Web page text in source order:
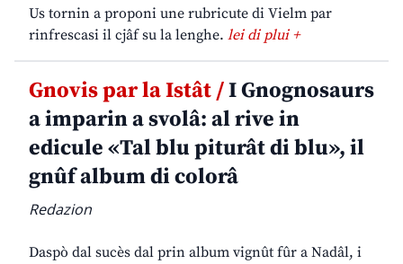
Us tornin a proponi une rubricute di Vielm par
rinfrescasi il cjâf su la lenghe. lei di plui +
Gnovis par la Istât /I Gnognosaurs
a imparin a svolâ: al rive in
edicule «Tal blu piturât di blu», il
gnûf album di colorâ
Redazion
Daspò dal sucès dal prin album vignût fûr a Nadâl, i